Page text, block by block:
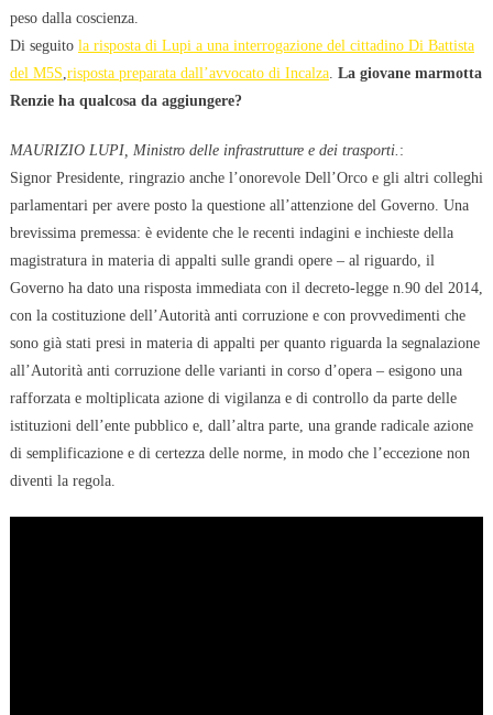
peso dalla coscienza.
Di seguito la risposta di Lupi a una interrogazione del cittadino Di Battista
del M5S risposta preparata dall’avvocato di Incalza. La giovane marmotta
Renzie ha qualcosa da aggiungere?
MAURIZIO LUPI, Ministro delle infrastrutture e dei trasporti. :
Signor Presidente, ringrazio anche l’onorevole Dell’Orco e gli altri colleghi
parlamentari per avere posto la questione all’attenzione del Governo. Una
brevissima premessa: è evidente che le recenti indagini e inchieste della
magistratura in materia di appalti sulle grandi opere – al riguardo, il
Governo ha dato una risposta immediata con il decreto-legge n.90 del 2014,
con la costituzione dell’Autorità anti corruzione e con provvedimenti che
sono già stati presi in materia di appalti per quanto riguarda la segnalazione
all’Autorità anti corruzione delle varianti in corso d’opera – esigono una
rafforzata e moltiplicata azione di vigilanza e di controllo da parte delle
istituzioni dell’ente pubblico e, dall’altra parte, una grande radicale azione
di semplificazione e di certezza delle norme, in modo che l’eccezione non
diventi la regola.